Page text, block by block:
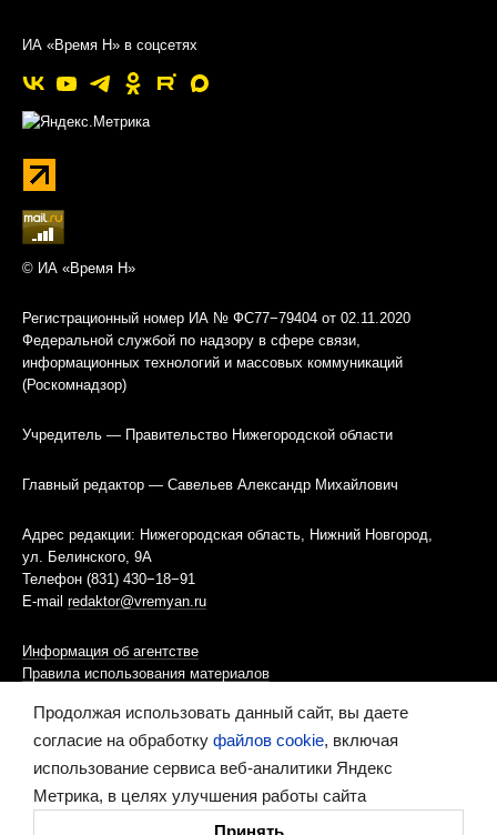
ИА «Время Н» в соцсетях
© ИА «Время Н»
Регистрационный номер ИА № ФС77−79404 от 02.11.2020
Федеральной службой по надзору в сфере связи,
информационных технологий и массовых коммуникаций
(Роскомнадзор)
Учредитель — Правительство Нижегородской области
Главный редактор — Савельев Александр Михайлович
Адрес редакции: Нижегородская область, Нижний Новгород,
ул. Белинского, 9А
Телефон (831) 430−18−91
E-mail redaktor@vremyan.ru
Информация об агентстве
Правила использования материалов
Информационная политика использования «cookies»-файлов
Ресурс содержит материалы 16+
Продолжая использовать данный сайт, вы даете
согласие на обработку файлов cookie, включая
использование сервиса веб-аналитики Яндекс
Метрика, в целях улучшения работы сайта
Принять